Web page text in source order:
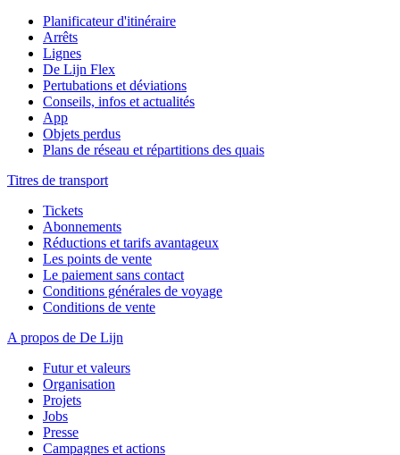
Planificateur d'itinéraire
Arrêts
Lignes
De Lijn Flex
Pertubations et déviations
Conseils, infos et actualités
App
Objets perdus
Plans de réseau et répartitions des quais
Titres de transport
Tickets
Abonnements
Réductions et tarifs avantageux
Les points de vente
Le paiement sans contact
Conditions générales de voyage
Conditions de vente
A propos de De Lijn
Futur et valeurs
Organisation
Projets
Jobs
Presse
Campagnes et actions